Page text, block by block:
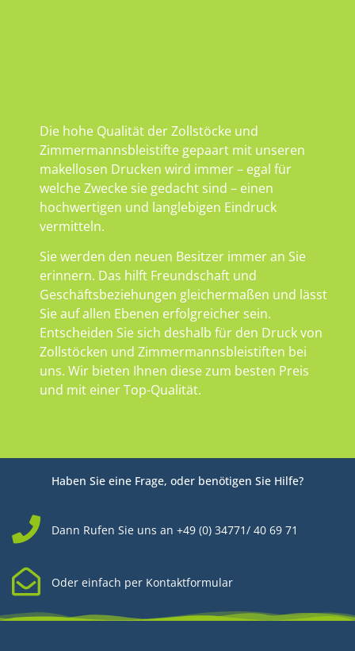
Die hohe Qualität der Zollstöcke und
Zimmermannsbleistifte gepaart mit unseren
makellosen Drucken wird immer – egal für
welche Zwecke sie gedacht sind – einen
hochwertigen und langlebigen Eindruck
vermitteln.
Sie werden den neuen Besitzer immer an Sie
erinnern. Das hilft Freundschaft und
Geschäftsbeziehungen gleichermaßen und lässt
Sie auf allen Ebenen erfolgreicher sein.
Entscheiden Sie sich deshalb für den Druck von
Zollstöcken und Zimmermannsbleistiften bei
uns. Wir bieten Ihnen diese zum besten Preis
und mit einer Top-Qualität.
Haben Sie eine Frage, oder benötigen Sie Hilfe?
Dann Rufen Sie uns an +49 (0) 34771/ 40 69 71
Oder einfach per Kontaktformular